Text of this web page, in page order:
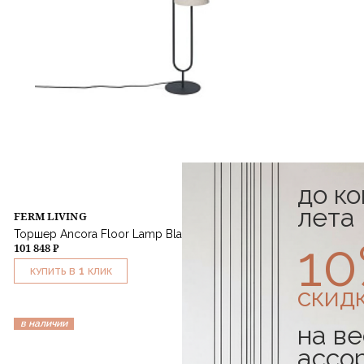
FERM LIVING
Торшер Ancora Floor Lamp Black / Natural
101 848 ₽
КУПИТЬ В 1 КЛИК
в наличии
до
лета
на